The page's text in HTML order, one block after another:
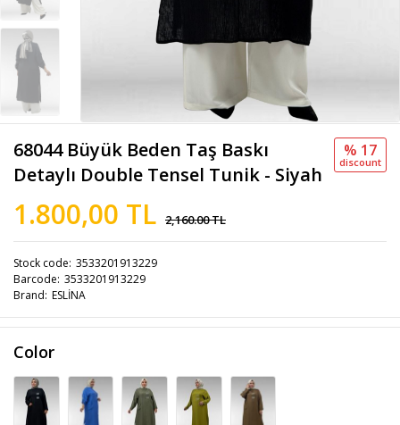
68044 Büyük Beden Taş Baskı
Detaylı Double Tensel Tunik - Siyah
1.800,00 TL 2,160.00 TL
% 17
discount
Stock code 3533201913229
Barcode 3533201913229
Brand ESLİNA
Color